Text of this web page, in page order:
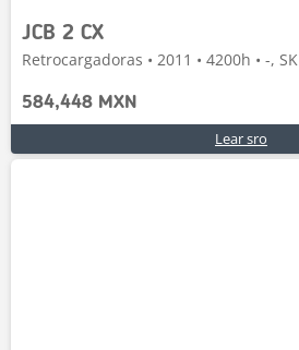
JCB 2 CX
Retrocargadoras • 2011 • 4200h • -, SK
584,448 MXN
Lear sro